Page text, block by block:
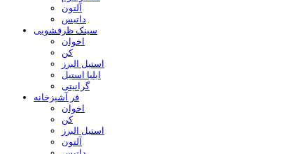
آلتون
داتیس
سینک ظرفشویی
اخوان
کن
استیل البرز
ایلیا استیل
گرانیتی
فر آشپزخانه
اخوان
کن
استیل البرز
آلتون